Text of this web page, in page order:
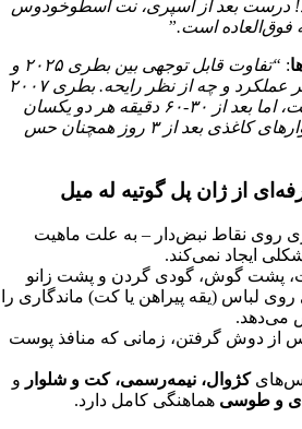
درست بعد از اسپری، نت اسطوخودوس
است.”
:
“تفاوت قابل توجهی بین بطری ۲۰۲۵ و
۲۰۰۷ وجود ندارد، چه از نظر عملکرد و چه از نظر رایحه. بطری ۲۰۰۷
افتتاحیه کمی قوی‌تری داشت، اما بعد از ۳۰-۶۰ دقیقه هر دو یکسان
بودند. هر دو عطر را روی نوارهای کاغذی بعد از ۳ روز همچنان حس
از ژان پل گوتیه له میل
۴ اسپری روی نقاط نبض‌دار – به علت ماهیت
پشت گوش، گودی گردن و پشت زانو
لباس (یقه پیراهن یا کت) ماندگاری را
از دوش گرفتن، زمانی که منافذ پوست
کژوال، نیمه‌رسمی، کت و شلوار و
و طوسی هماهنگی کامل دارد.